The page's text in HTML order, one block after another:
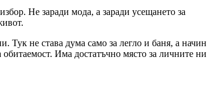
Не заради мода, а заради усещането за
Тук не става дума само за легло и баня, а начин
Има достатъчно място за личните ни